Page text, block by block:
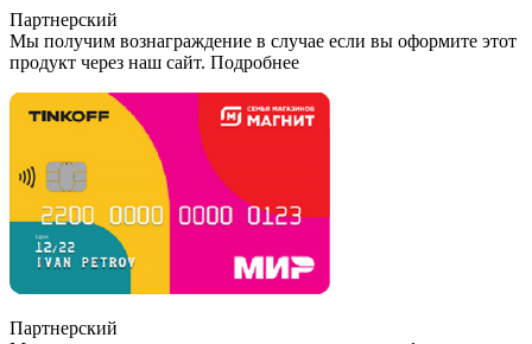
Партнерский
Мы получим вознаграждение в случае если вы оформите этот
продукт через наш сайт. Подробнее
Партнерский